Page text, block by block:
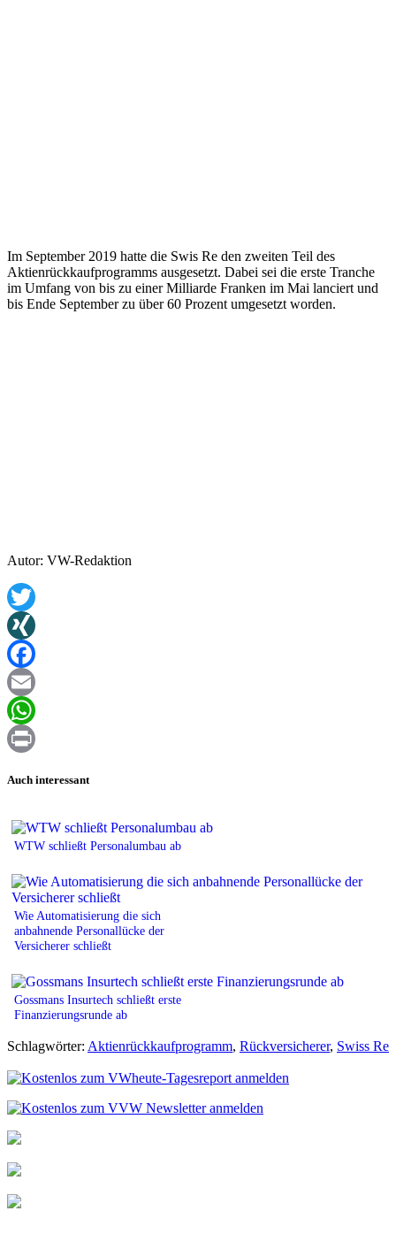
Im September 2019 hatte die Swis Re den zweiten Teil des
Aktienrückkaufprogramms ausgesetzt. Dabei sei die erste Tranche
im Umfang von bis zu einer Milliarde Franken im Mai lanciert und
bis Ende September zu über 60 Prozent umgesetzt worden.
Autor: VW-Redaktion
Twitter
XING
Facebook
Email
WhatsApp
Auch interessant
WTW schließt Personalumbau ab
Wie Automatisierung die sich
anbahnende Personallücke der
Versicherer schließt
Gossmans Insurtech schließt erste
Finanzierungsrunde ab
Schlagwörter: Aktienrückkaufprogramm, Rückversicherer, Swiss Re